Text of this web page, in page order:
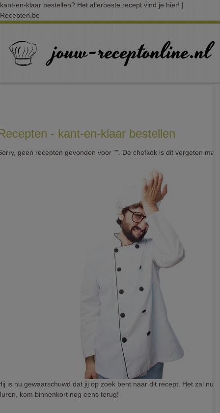
kant-en-klaar bestellen? Het allerbeste recept vind je hier! |
Recepten.be
- kant-en-klaar bestellen
geen recepten gevonden voor "". De chefkok is dit vergeten
is nu gewaarschuwd dat jij op zoek bent naar dit recept. Het zal nu
kom binnenkort nog eens terug!